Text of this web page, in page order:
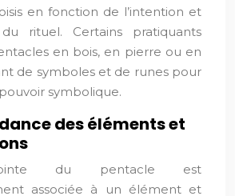
en fonction de l’intention et
rituel. Certains pratiquants
en bois, en pierre ou en
de symboles et de runes pour
symbolique.
des éléments et
du pentacle est
associée à un élément et